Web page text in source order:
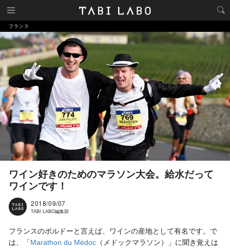
フランス
ワイン好きのためのマラソン大会。給水だって
ワインです！
2018/09/07
TABI LABO編集部
フランスのボルドーと言えば、ワインの産地として有名です。で
は、「Marathon du Médoc （メドックマラソン）」に聞き覚えは